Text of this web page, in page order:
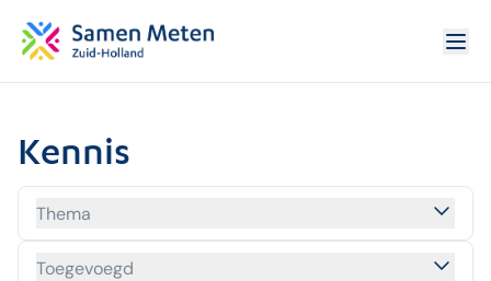
Kennis
Thema
Toegevoegd